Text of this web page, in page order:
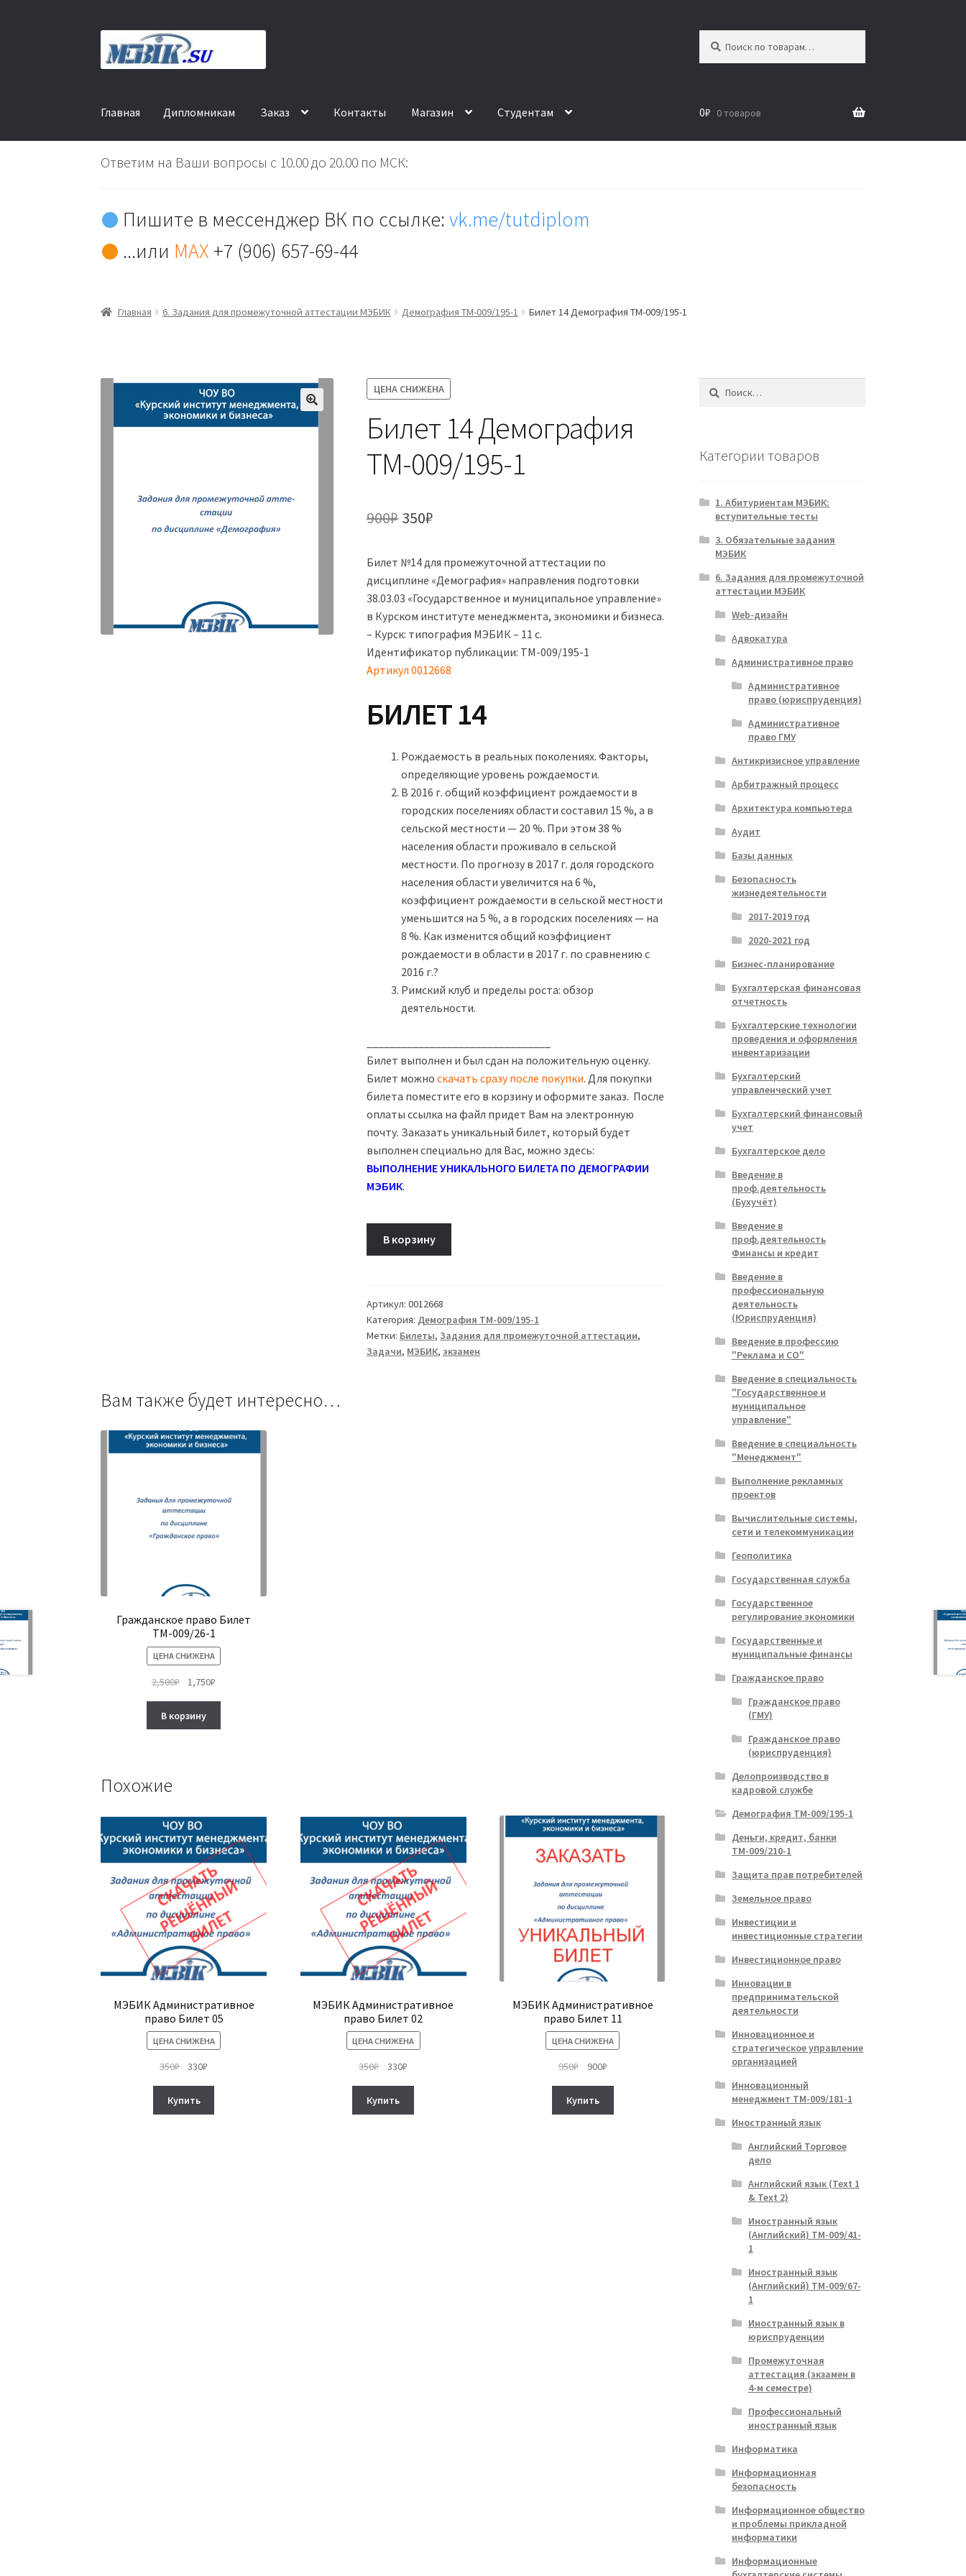
Перейти
навигации
Перейти
содержимому
Главная Дипломникам Заказ Контакты Магазин Студентам 0₽ 0 товаров
Ответим на Ваши вопросы с 10.00 до 20.00 по МСК:
Пишите в мессенджер ВК по ссылке:vk.me/tutdiplom
...или MAX +7 (906) 657-69-44
Главная 6. Задания для промежуточной аттестации МЭБИК Демография ТМ-009/195-1 Билет 14 Демография ТМ-009/195-1
ЦЕНА СНИЖЕНА
Билет 14 Демография
ТМ-009/195-1
900₽ Первоначальная
составляла
900₽.
350₽
350₽.
Билет №14 для промежуточной аттестации по
дисциплине «Демография» направления подготовки
38.03.03 «Государственное и муниципальное управление»
в Курском институте менеджмента, экономики и бизнеса.
– Курск: типография МЭБИК – 11 с.
Идентификатор публикации: ТМ-009/195-1
Артикул 0012668
БИЛЕТ 14
Рождаемость в реальных поколениях. Факторы,
определяющие уровень рождаемости.
В 2016 г. общий коэффициент рождаемости в
городских поселениях области составил 15 %, а в
сельской местности — 20 %. При этом 38 %
населения области проживало в сельской
местности. По прогнозу в 2017 г. доля городского
населения области увеличится на 6 %,
коэффициент рождаемости в сельской местности
уменьшится на 5 %, а в городских поселениях — на
8 %. Как изменится общий коэффициент
рождаемости в области в 2017 г. по сравнению с
2016 г.?
Римский клуб и пределы роста: обзор
деятельности.
Билет выполнен и был сдан на положительную оценку.
Билет можноскачать сразу после покупки. Для покупки
билета поместите его в корзину и оформите заказ. После
оплаты ссылка на файл придет Вам на электронную
почту. Заказать уникальный билет, который будет
выполнен специально для Вас, можно здесь:
ВЫПОЛНЕНИЕ УНИКАЛЬНОГО БИЛЕТА ПО ДЕМОГРАФИИ
МЭБИК.
Демография
ТМ-009/195-
1
В корзину
Артикул:0012668
Категория: Демография ТМ-009/195-1
Метки: Билеты,Задания для промежуточной аттестации,
Задачи, МЭБИК, экзамен
Вам также будет интересно…
Гражданское право Билет
ТМ-009/26-1
ЦЕНА СНИЖЕНА
2,500₽
Первоначальная
составляла
2,500₽.
1,750₽
В корзину
Похожие
МЭБИК Административное
право Билет 05
ЦЕНА СНИЖЕНА
350₽
Первоначальная
составляла
350₽.
330₽
Купить
МЭБИК Административное
право Билет 02
ЦЕНА СНИЖЕНА
350₽
Первоначальная
составляла
350₽.
330₽
Купить
МЭБИК Административное
право Билет 11
ЦЕНА СНИЖЕНА
950₽
Первоначальная
составляла
950₽.
900₽Текущая
Купить
Найти:
Категории товаров
1. Абитуриентам МЭБИК:
вступительные тесты
3. Обязательные задания
МЭБИК
6. Задания для промежуточной
аттестации МЭБИК
Web-дизайн
Адвокатура
Административное право
Административное
право (юриспруденция)
Административное
право ГМУ
Антикризисное управление
Арбитражный процесс
Архитектура компьютера
Аудит
Базы данных
Безопасность
жизнедеятельности
2017-2019 год
2020-2021 год
Бизнес-планирование
Бухгалтерская финансовая
отчетность
Бухгалтерские технологии
проведения и оформления
инвентаризации
Бухгалтерский
управленческий учет
Бухгалтерский финансовый
учет
Бухгалтерское дело
Введение в
проф.деятельность
(Бухучёт)
Введение в
проф.деятельность
Финансы и кредит
Введение в
профессиональную
деятельность
(Юриспруденция)
Введение в профессию
"Реклама и СО"
Введение в специальность
"Государственное и
муниципальное
управление"
Введение в специальность
"Менеджмент"
Выполнение рекламных
проектов
Вычислительные системы,
сети и телекоммуникации
Геополитика
Государственная служба
Государственное
регулирование экономики
Государственные и
муниципальные финансы
Гражданское право
Гражданское право
(ГМУ)
Гражданское право
(юриспруденция)
Делопроизводство в
кадровой службе
Демография ТМ-009/195-1
Деньги, кредит, банки
ТМ-009/210-1
Защита прав потребителей
Земельное право
Инвестиции и
инвестиционные стратегии
Инвестиционное право
Инновации в
предпринимательской
деятельности
Инновационное и
стратегическое управление
организацией
Инновационный
менеджмент ТМ-009/181-1
Иностранный язык
Английский Торговое
дело
Английский язык (Text 1
& Text 2)
Иностранный язык
(Английский) ТМ-009/41-
1
Иностранный язык
(Английский) ТМ-009/67-
1
Иностранный язык в
юриспруденции
Промежуточная
аттестация (экзамен в
4-м семестре)
Профессиональный
иностранный язык
Информатика
Информационная
безопасность
Информационное общество
и проблемы прикладной
информатики
Информационные